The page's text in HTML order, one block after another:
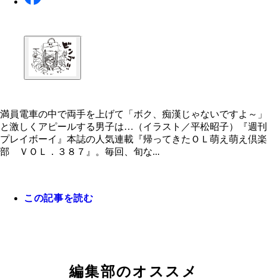
満員電車の中で両手を上げて「ボク、痴漢じゃないですよ～」
と激しくアピールする男子は…（イラスト／平松昭子）『週刊
プレイボーイ』本誌の人気連載『帰ってきたＯＬ萌え萌え倶楽
部 ＶＯＬ．３８７』。毎回、旬な...
この記事を読む
編集部のオススメ